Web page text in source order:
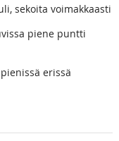
sekoita voimakkaasti
piene puntti
erissä